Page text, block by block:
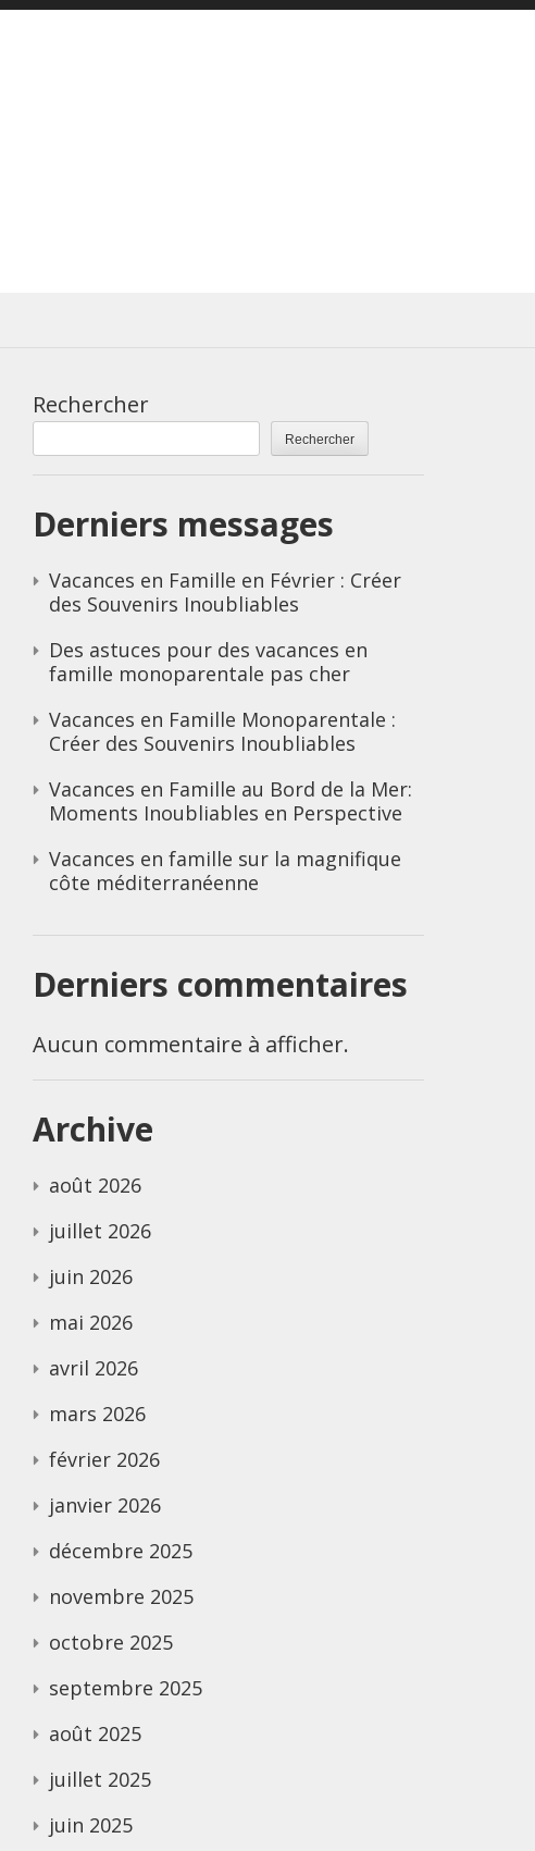
Rechercher
Rechercher
Derniers messages
Vacances en Famille en Février : Créer
des Souvenirs Inoubliables
Des astuces pour des vacances en
famille monoparentale pas cher
Vacances en Famille Monoparentale :
Créer des Souvenirs Inoubliables
Vacances en Famille au Bord de la Mer:
Moments Inoubliables en Perspective
Vacances en famille sur la magnifique
côte méditerranéenne
Derniers commentaires
Aucun commentaire à afficher.
Archive
août 2026
juillet 2026
juin 2026
mai 2026
avril 2026
mars 2026
février 2026
janvier 2026
décembre 2025
novembre 2025
octobre 2025
septembre 2025
août 2025
juillet 2025
juin 2025